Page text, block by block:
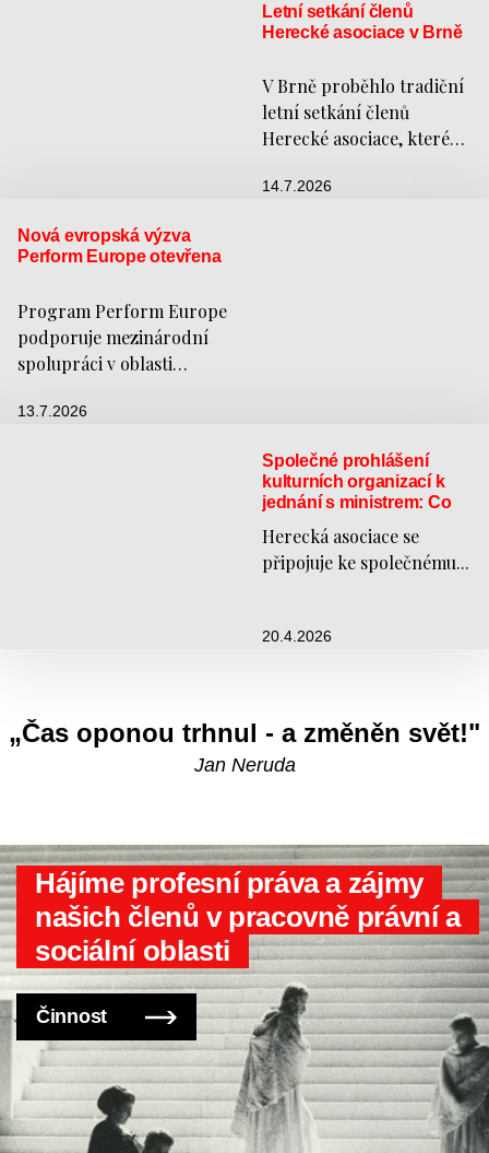
Letní setkání členů
Herecké asociace v Brně
V Brně proběhlo tradiční
letní setkání členů
Herecké asociace, které
14.7.2026
Nová evropská výzva
Perform Europe otevřena
Program Perform Europe
podporuje mezinárodní
spolupráci v oblasti
je...
13.7.2026
Společné prohlášení
kulturních organizací k
jednání s ministrem: Co
Herecká asociace se
připojuje ke společnému...
20.4.2026
„Čas oponou trhnul - a změněn svět!"
Jan Neruda
Hájíme profesní práva a zájmy
našich členů v pracovně právní a
sociální oblasti
Činnost